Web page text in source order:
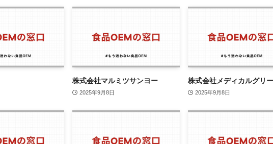
株式会社マルミツサンヨー
2025年9月8日
株式会社メディカルグリ
2025年9月8日